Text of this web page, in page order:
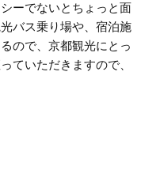
ーでないとちょっと面
バス乗り場や、宿泊施
ので、京都観光にとっ
ていただきますので、